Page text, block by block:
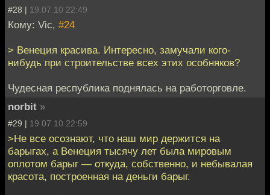
#28 | 19.07.10 22:49
Кому: Vic, #24
> Венеция красива. Интересно, замучали кого-
нибудь при строительстве всех этих особняков?
Чудесная республика поднялась на работорговле.
norbit »
#29 | 19.07.10 22:59
>Не все осознают, что наш мир держится на
барыгах, а Венеция тысячу лет была мировым
оплотом барыг — откуда, собственно, и небывалая
красота, построенная на деньги барыг.